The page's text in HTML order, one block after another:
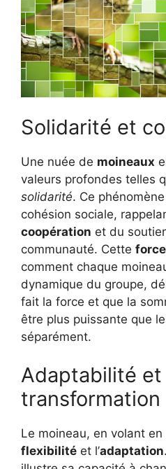
Solidarité et
Une nuée de moineaux
valeurs profondes telles
solidarité. Ce
cohésion sociale,
coopération et du
communauté. Cette
comment chaque
dynamique du groupe,
fait la force et que la
être plus puissante que
séparément.
Adaptabilité et
transformation
Le moineau, en volant
flexibilité et l’adaptation